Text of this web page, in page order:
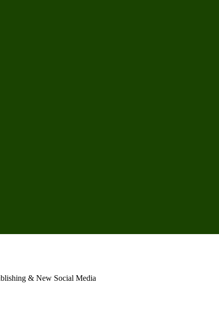
& New Social Media